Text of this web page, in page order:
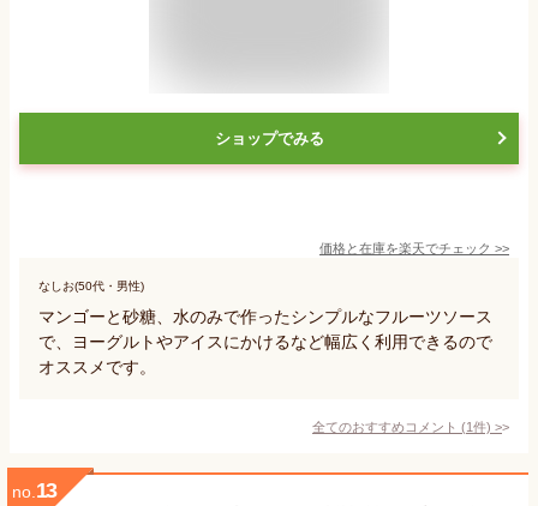
ショップでみる
価格と在庫を楽天でチェック >>
なしお(50代・男性)
マンゴーと砂糖、水のみで作ったシンプルなフルーツソース
で、ヨーグルトやアイスにかけるなど幅広く利用できるので
オススメです。
全てのおすすめコメント (1件) >
no. 13